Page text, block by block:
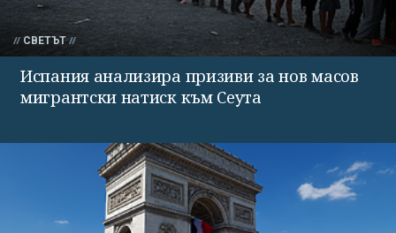
СВЕТЪТ
Испания анализира призиви за нов масов
мигрантски натиск към Сеута